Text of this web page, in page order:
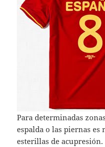
Para determinadas
espalda o las piernas
esterillas de